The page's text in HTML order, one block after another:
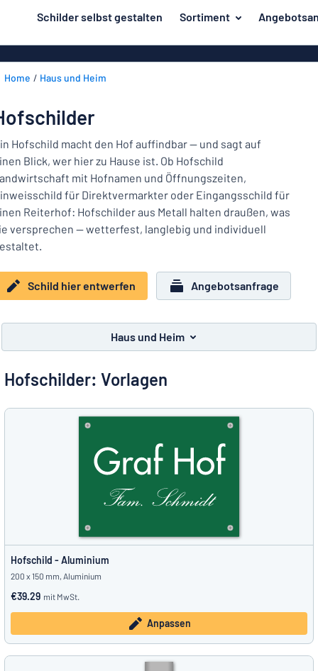
springen
Schilder selbst gestalten Sortiment
Herstellung
Haus und Heim
Kennzeichnung
Namensschilder
Aufkleber
Verkehr und Fahrzeuge
Industrie und Fertigung
Büro & Arbeitsplatz
Aufkleber
Plakate
Unsere
Bestseller
Material
Herstellung
Haus
und
Heim
Namensschilder
Alle Kategorien anzeigen
Kundenservice
zum
entwerfen
Home Haus und Heim
Hofschild macht den Hof auffindbar — und sagt auf
Blick, wer hier zu Hause ist. Ob Hofschild
mit Hofnamen und Öffnungszeiten,
für Direktvermarkter oder Eingangsschild für
Reiterhof: Hofschilder aus Metall halten draußen, was
versprechen — wetterfest, langlebig und individuell
Schild hier entwerfen Angebotsanfrage
Haus und Heim
Hofschilder: Vorlagen
Hofschild - Aluminium
200 x 150 mm, Aluminium
€39.29 mit MwSt.
Anpassen